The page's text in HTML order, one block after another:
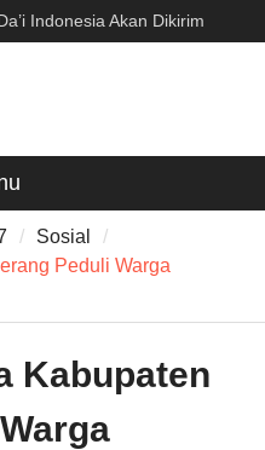
Indonesia Akan Dikirim
ke Al-Azhar dan Madinah
Pelaksana Diduga Abaikan K3
Sosial
Peduli Warga
Kabupaten